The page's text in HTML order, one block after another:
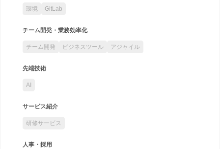
環境 GitLab
チーム開発・業務効率化
チーム開発 ビジネスツール アジャイル
先端技術
AI
サービス紹介
研修サービス
人事・採用